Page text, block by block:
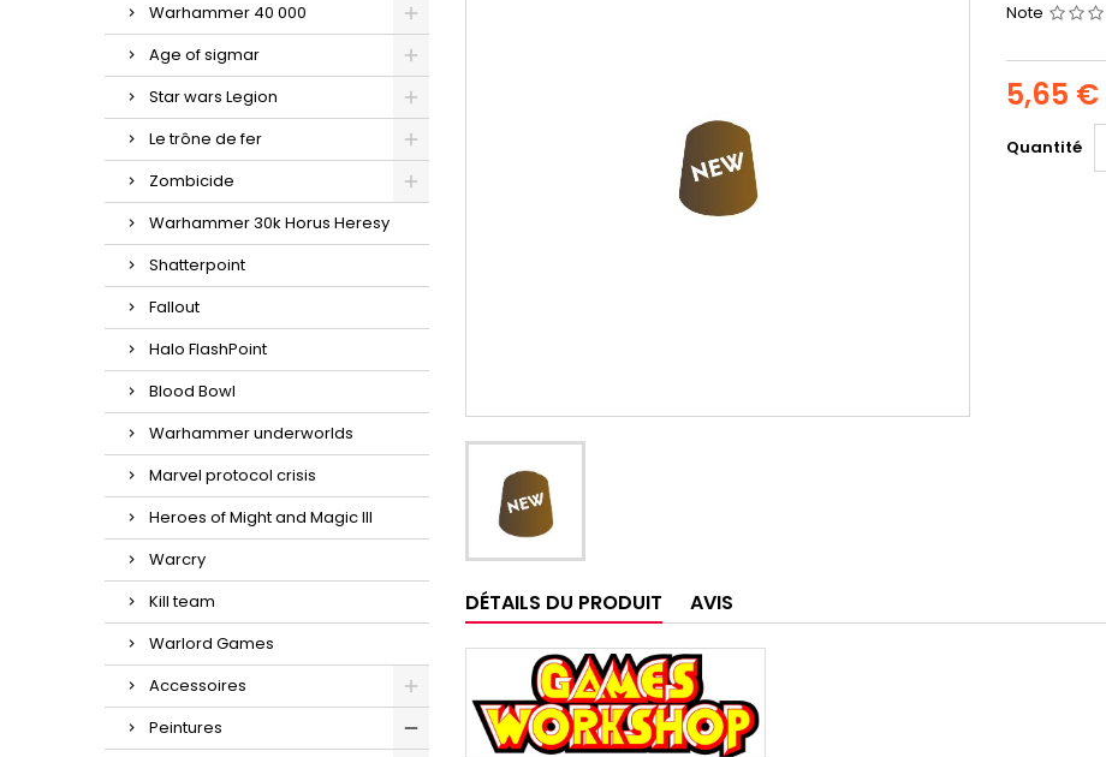
Warhammer 40 000
Age of sigmar
Star wars Legion
Le trône de fer
Zombicide
Warhammer 30k Horus Heresy
Shatterpoint
Fallout
Halo FlashPoint
Blood Bowl
Warhammer underworlds
Marvel protocol crisis
Heroes of Might and Magic III
Warcry
Kill team
Warlord Games
Accessoires
Peintures
Note
5,65 €
Quantité
DÉTAILS DU PRODUIT AVIS